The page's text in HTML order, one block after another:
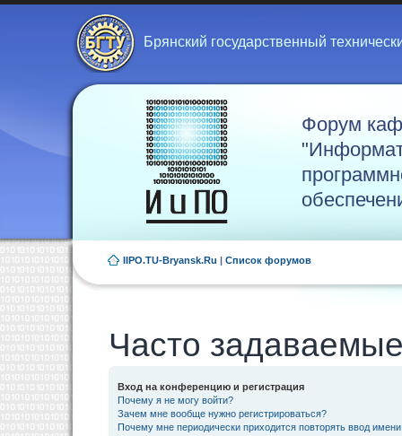
Брянский государственный
Форум
IIPO.TU-Bryansk.Ru | Список форумов
Часто
Вход на конференцию и регистрация
Почему я не могу войти?
Зачем мне вообще нужно регистрироваться?
Почему мне периодически приходится повторять ввод